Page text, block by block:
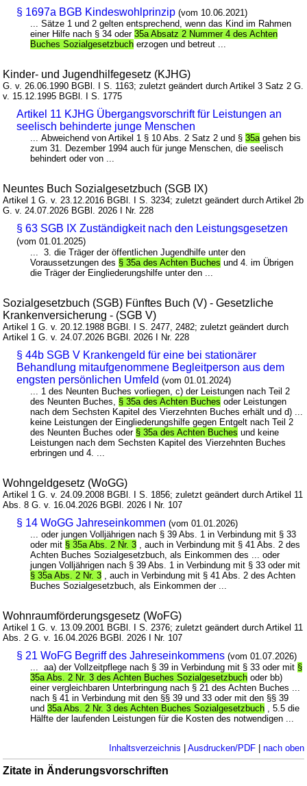
§ 1697a BGB Kindeswohlprinzip (vom 10.06.2021)
... Sätze 1 und 2 gelten entsprechend, wenn das Kind im Rahmen
einer Hilfe nach § 34 oder35a Absatz 2 Nummer 4 des Achten
Buches Sozialgesetzbuch erzogen und betreut ...
Kinder- und Jugendhilfegesetz (KJHG)
G. v. 26.06.1990 BGBl. I S. 1163; zuletzt geändert durch Artikel 3 Satz 2 G.
v. 15.12.1995 BGBl. I S. 1775
Artikel 11 KJHG Übergangsvorschrift für Leistungen an
seelisch behinderte junge Menschen
... Abweichend von Artikel 1 § 10 Abs. 2 Satz 2 und §35a gehen bis
zum 31. Dezember 1994 auch für junge Menschen, die seelisch
behindert oder von ...
Neuntes Buch Sozialgesetzbuch (SGB IX)
Artikel 1 G. v. 23.12.2016 BGBl. I S. 3234; zuletzt geändert durch Artikel 2b
G. v. 24.07.2026 BGBl. 2026 I Nr. 228
§ 63 SGB IX Zuständigkeit nach den Leistungsgesetzen
(vom 01.01.2025)
... 3. die Träger der öffentlichen Jugendhilfe unter den
Voraussetzungen des § 35a des Achten Buches und 4. im Übrigen
die Träger der Eingliederungshilfe unter den ...
Sozialgesetzbuch (SGB) Fünftes Buch (V) - Gesetzliche
Krankenversicherung - (SGB V)
Artikel 1 G. v. 20.12.1988 BGBl. I S. 2477, 2482; zuletzt geändert durch
Artikel 1 G. v. 24.07.2026 BGBl. 2026 I Nr. 228
§ 44b SGB V Krankengeld für eine bei stationärer
Behandlung mitaufgenommene Begleitperson aus dem
engsten persönlichen Umfeld (vom 01.01.2024)
... 1 des Neunten Buches vorliegen, c) der Leistungen nach Teil 2
des Neunten Buches, § 35a des Achten Buches oder Leistungen
nach dem Sechsten Kapitel des Vierzehnten Buches erhält und d) ...
keine Leistungen der Eingliederungshilfe gegen Entgelt nach Teil 2
des Neunten Buches oder § 35a des Achten Buches und keine
Leistungen nach dem Sechsten Kapitel des Vierzehnten Buches
erbringen und 4. ...
Wohngeldgesetz (WoGG)
Artikel 1 G. v. 24.09.2008 BGBl. I S. 1856; zuletzt geändert durch Artikel 11
Abs. 8 G. v. 16.04.2026 BGBl. 2026 I Nr. 107
§ 14 WoGG Jahreseinkommen (vom 01.01.2026)
... oder jungen Volljährigen nach § 39 Abs. 1 in Verbindung mit § 33
oder mit § 35a Abs. 2 Nr. 3 , auch in Verbindung mit § 41 Abs. 2 des
Achten Buches Sozialgesetzbuch, als Einkommen des ... oder
jungen Volljährigen nach § 39 Abs. 1 in Verbindung mit § 33 oder mit
§ 35a Abs. 2 Nr. 3 , auch in Verbindung mit § 41 Abs. 2 des Achten
Buches Sozialgesetzbuch, als Einkommen der ...
Wohnraumförderungsgesetz (WoFG)
Artikel 1 G. v. 13.09.2001 BGBl. I S. 2376; zuletzt geändert durch Artikel 11
Abs. 2 G. v. 16.04.2026 BGBl. 2026 I Nr. 107
§ 21 WoFG Begriff des Jahreseinkommens (vom 01.07.2026)
... aa) der Vollzeitpflege nach § 39 in Verbindung mit § 33 oder mit §
35a Abs. 2 Nr. 3 des Achten Buches Sozialgesetzbuch oder bb)
einer vergleichbaren Unterbringung nach § 21 des Achten Buches ...
nach § 41 in Verbindung mit den §§ 39 und 33 oder mit den §§ 39
und35a Abs. 2 Nr. 3 des Achten Buches Sozialgesetzbuch , 5.5 die
Hälfte der laufenden Leistungen für die Kosten des notwendigen ...
Inhaltsverzeichnis | Ausdrucken/PDF| nach oben
Zitate in Änderungsvorschriften